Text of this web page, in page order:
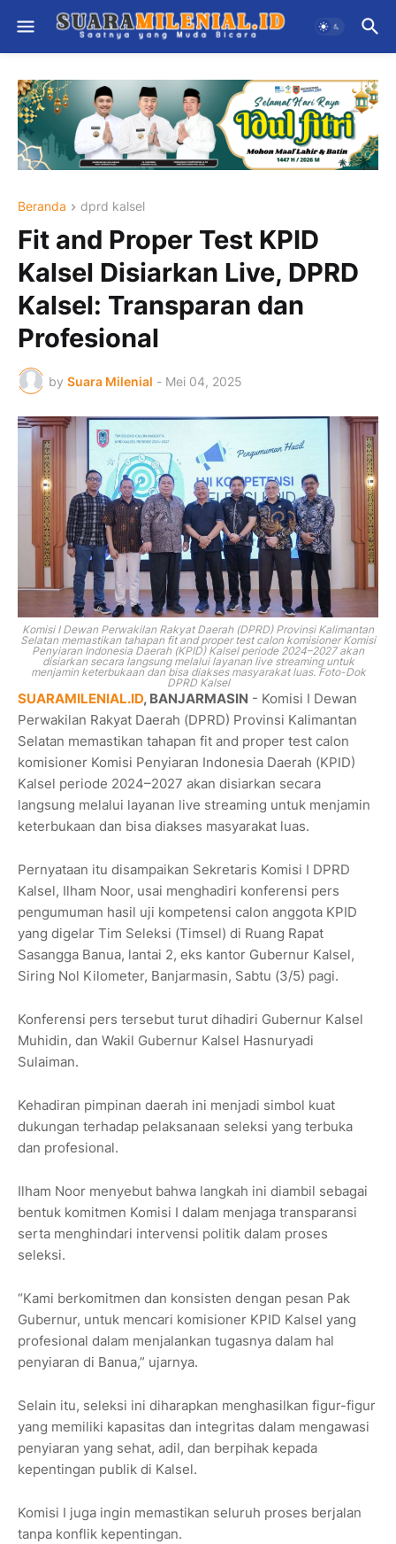
Beranda dprd kalsel
Fit and Proper Test KPID
Kalsel Disiarkan Live, DPRD
Kalsel: Transparan dan
Profesional
by Suara Milenial - Mei 04, 2025
Komisi I Dewan Perwakilan Rakyat Daerah (DPRD) Provinsi Kalimantan
Selatan memastikan tahapan fit and proper test calon komisioner Komisi
Penyiaran Indonesia Daerah (KPID) Kalsel periode 2024–2027 akan
disiarkan secara langsung melalui layanan live streaming untuk
menjamin keterbukaan dan bisa diakses masyarakat luas. Foto-Dok
DPRD Kalsel
SUARAMILENIAL.ID, BANJARMASIN - Komisi I Dewan
Perwakilan Rakyat Daerah (DPRD) Provinsi Kalimantan
Selatan memastikan tahapan fit and proper test calon
komisioner Komisi Penyiaran Indonesia Daerah (KPID)
Kalsel periode 2024–2027 akan disiarkan secara
langsung melalui layanan live streaming untuk menjamin
keterbukaan dan bisa diakses masyarakat luas.
Pernyataan itu disampaikan Sekretaris Komisi I DPRD
Kalsel, Ilham Noor, usai menghadiri konferensi pers
pengumuman hasil uji kompetensi calon anggota KPID
yang digelar Tim Seleksi (Timsel) di Ruang Rapat
Sasangga Banua, lantai 2, eks kantor Gubernur Kalsel,
Siring Nol Kilometer, Banjarmasin, Sabtu (3/5) pagi.
Konferensi pers tersebut turut dihadiri Gubernur Kalsel
Muhidin, dan Wakil Gubernur Kalsel Hasnuryadi
Sulaiman.
Kehadiran pimpinan daerah ini menjadi simbol kuat
dukungan terhadap pelaksanaan seleksi yang terbuka
dan profesional.
Ilham Noor menyebut bahwa langkah ini diambil sebagai
bentuk komitmen Komisi I dalam menjaga transparansi
serta menghindari intervensi politik dalam proses
seleksi.
“Kami berkomitmen dan konsisten dengan pesan Pak
Gubernur, untuk mencari komisioner KPID Kalsel yang
profesional dalam menjalankan tugasnya dalam hal
penyiaran di Banua,” ujarnya.
Selain itu, seleksi ini diharapkan menghasilkan figur-figur
yang memiliki kapasitas dan integritas dalam mengawasi
penyiaran yang sehat, adil, dan berpihak kepada
kepentingan publik di Kalsel.
Komisi I juga ingin memastikan seluruh proses berjalan
tanpa konflik kepentingan.